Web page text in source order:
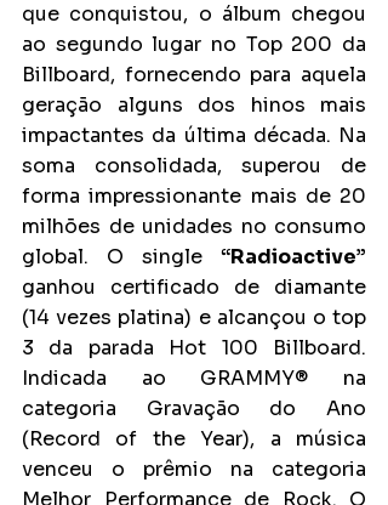
que conquistou, o álbum chegou
ao segundo lugar no Top 200 da
Billboard, fornecendo para aquela
geração alguns dos hinos mais
impactantes da última década. Na
soma consolidada, superou de
forma impressionante mais de 20
milhões de unidades no consumo
global. O single “Radioactive”
ganhou certificado de diamante
(14 vezes platina) e alcançou o top
3 da parada Hot 100 Billboard.
Indicada ao GRAMMY® na
categoria Gravação do Ano
(Record of the Year), a música
venceu o prêmio na categoria
Melhor Performance de Rock. O